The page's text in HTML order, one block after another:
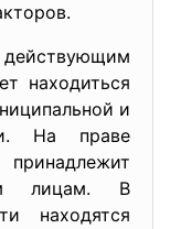
находиться
и
На праве
принадлежит
лицам. В
находятся